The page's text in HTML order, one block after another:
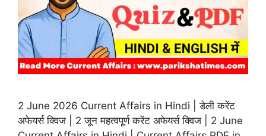
2 June 2026 Current Affairs in Hindi | डेली करेंट
अफेयर्स क्विज | 2 जून महत्वपूर्ण करेंट अफेयर्स क्विज | 2 June